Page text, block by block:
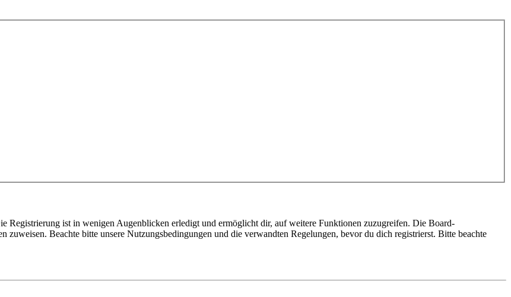
Registrierung ist in wenigen Augenblicken erledigt und ermöglicht dir, auf weitere Funktionen zuzugreifen. Die Board-
Beachte bitte unsere Nutzungsbedingungen und die verwandten Regelungen, bevor du dich registrierst. Bitte beachte